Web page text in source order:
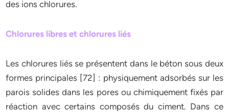
des ions chlorures.
Chlorures libres et chlorures liés
Les chlorures liés se présentent dans le béton sous deux
formes principales [72] : physiquement adsorbés sur les
parois solides dans les pores ou chimiquement fixés par
réaction avec certains composés du ciment. Dans ce